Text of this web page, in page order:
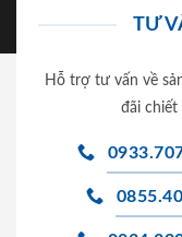
TƯ
Hỗ trợ tư vấn về
đãi chiết